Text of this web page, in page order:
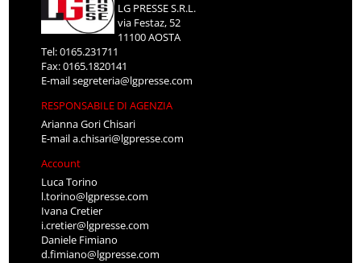
LG PRESSE S.R.L.
via Festaz, 52
11100 AOSTA
Tel: 0165.231711
Fax: 0165.1820141
E-mailsegreteria@lgpresse.com
RESPONSABILE DI AGENZIA
Arianna Gori Chisari
E-maila.chisari@lgpresse.com
Account
Luca Torino
l.torino@lgpresse.com
Ivana Cretier
i.cretier@lgpresse.com
Daniele Fimiano
d.fimiano@lgpresse.com